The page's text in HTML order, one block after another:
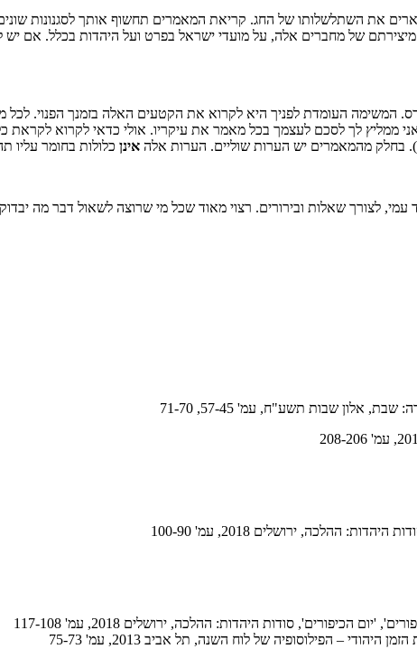
את השתלשלותו של החג. קריאת המאמרים תחשוף אותך לסגנונות
של מחברים אלה, על מועדי ישראל בפרט ועל היהדות בכלל. אם יש
העומדת לפניך היא לקרוא את הקטעים האלה בזמנך הפנוי. לכל
ממליץ לך לסכם לעצמך בכל מאמר את עיקריו. אולי כדאי לקרוא
בחלק מהמאמרים יש הערות שוליים. הערות אלה אינן כלולות בחומר עליו
לצורך שאלות ובירורים. רצוי מאוד שכל מי שרוצה לשאול דבר מה
אלון שבות תשע"ח, עמ' 57-45, 71-70
ההלכה, ירושלים 2018, עמ' 100-90
הכיפורים', סודות היהדות: ההלכה, ירושלים 2018, עמ' 117-108
– הפילוסופיה של לוח השנה, תל אביב 2013, עמ' 75-73